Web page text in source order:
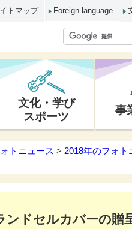
トマップ Foreign language
文化・学び
スポーツ
事
トニュース > 2018年のフォト
ンドセルカバーの贈